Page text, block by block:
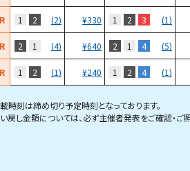
1 2 (2) ¥330 1 2 3 (1)
2 1 (4) ¥640 2 1 4 (5)
1 2 (1) ¥240 1 2 4 (1)
時刻は締め切り予定時刻となっております。
戻し金額については、必ず主催者発表をご確認・ご照